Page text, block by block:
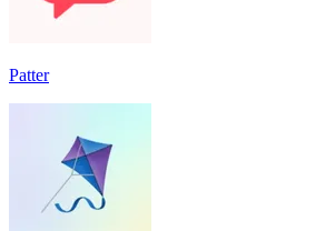
Patter